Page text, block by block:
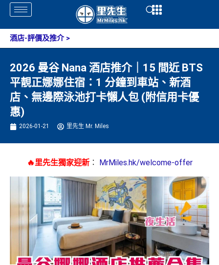
Skip
content
Open
酒店-評價及推介>
2026 曼谷 Nana 酒店推介｜15 間近 BTS
平靚正娜娜住宿：1 分鐘到車站、新酒
店、無邊際泳池打卡懶人包 (附信用卡優
惠)
2026-01-21 里先生 Mr. Miles
🔥里先生獨家迎新： MrMiles.hk/welcome-offer